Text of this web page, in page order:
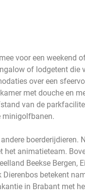
voor een weekend
of lodgetent die
over een
met douche en
van de
minigolfbanen.
boerderijdieren.
het animatieteam.
Beekse Bergen,
betekent
in Brabant met